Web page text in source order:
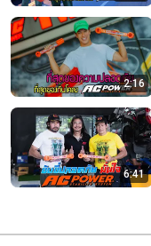
2:16
6:41